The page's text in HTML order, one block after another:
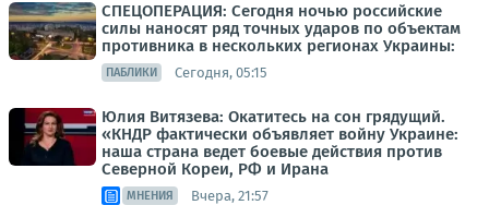
СПЕЦОПЕРАЦИЯ: Сегодня ночью российские
силы наносят ряд точных ударов по объектам
противника в нескольких регионах Украины:
ПАБЛИКИ Сегодня, 05:15
Юлия Витязева: Окатитесь на сон грядущий.
«КНДР фактически объявляет войну Украине:
наша страна ведет боевые действия против
Северной Кореи, РФ и Ирана
МНЕНИЯ Вчера, 21:57